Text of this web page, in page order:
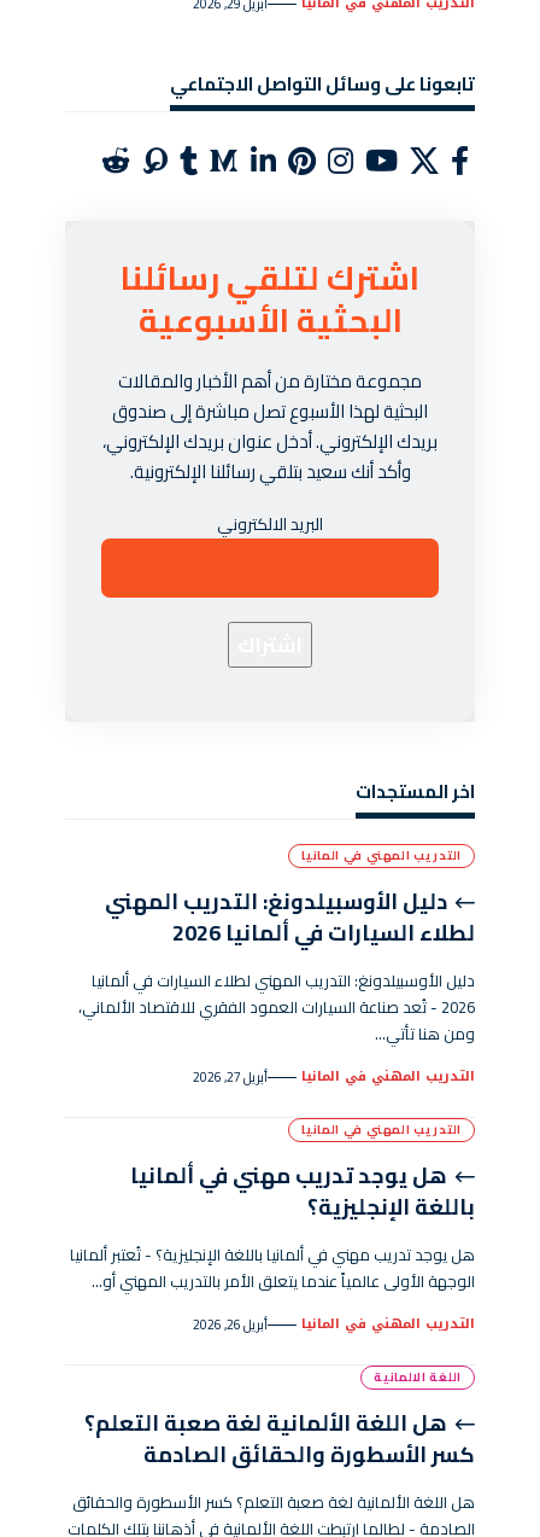
تابعونا على وسائل التواصل الاجتماعي
اشترك لتلقي رسائلنا
البحثية الأسبوعية
مجموعة مختارة من أهم الأخبار والمقالات
البحثية لهذا الأسبوع تصل مباشرة إلى صندوق
بريدك الإلكتروني. أدخل عنوان بريدك الإلكتروني،
وأكد أنك سعيد بتلقي رسائلنا الإلكترونية.
البريد الالكتروني
اخر المستجدات
التدريب المهني في المانيا
دليل الأوسبيلدونغ: التدريب المهني
لطلاء السيارات في ألمانيا 2026
دليل الأوسبيلدونغ: التدريب المهني لطلاء السيارات في ألمانيا
2026 - تُعد صناعة السيارات العمود الفقري للاقتصاد الألماني،
ومن هنا تأتي…
التدريب المهني في المانيا أبريل 27, 2026
التدريب المهني في المانيا
هل يوجد تدريب مهني في ألمانيا
باللغة الإنجليزية؟
هل يوجد تدريب مهني في ألمانيا باللغة الإنجليزية؟ - تُعتبر ألمانيا
الوجهة الأولى عالمياً عندما يتعلق الأمر بالتدريب المهني أو…
التدريب المهني في المانيا أبريل 26, 2026
اللغة الالمانية
هل اللغة الألمانية لغة صعبة التعلم؟
كسر الأسطورة والحقائق الصادمة
هل اللغة الألمانية لغة صعبة التعلم؟ كسر الأسطورة والحقائق
الصادمة - لطالما ارتبطت اللغة الألمانية في أذهاننا بتلك الكلمات